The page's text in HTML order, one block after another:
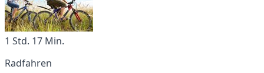
1 Std. 17 Min.
Radfahren